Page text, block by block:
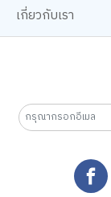
เกี่ยวกับเรา